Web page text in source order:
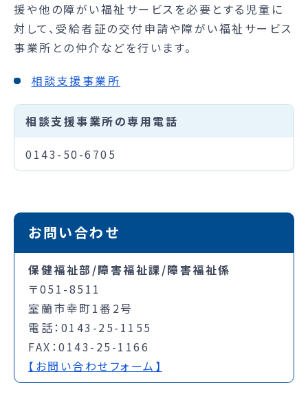
援や他の障がい福祉サービスを必要とする児童に
対して、受給者証の交付申請や障がい福祉サービス
事業所との仲介などを行います。
相談支援事業所
相談支援事業所の専用電話
0143-50-6705
お問い合わせ
保健福祉部/障害福祉課/障害福祉係
〒051-8511
室蘭市幸町1番2号
電話：0143-25-1155
FAX：0143-25-1166
【お問い合わせフォーム】